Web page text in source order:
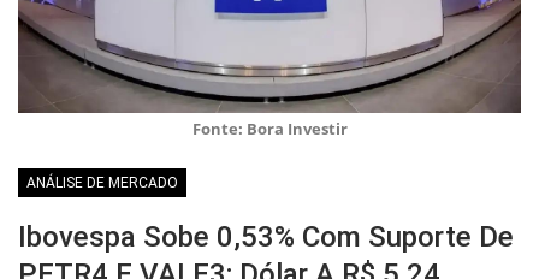
Fonte: Bora Investir
ANÁLISE DE MERCADO
Ibovespa Sobe 0,53% Com Suporte De